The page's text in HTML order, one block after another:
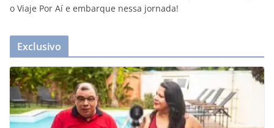
o Viaje Por Aí e embarque nessa jornada!
Exclusivo